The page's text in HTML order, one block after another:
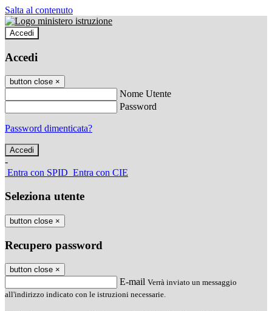
Salta al contenuto
Accedi
Accedi
button close ×
Nome Utente
Password
Password dimenticata?
-
Entra con SPID Entra con CIE
Seleziona utente
button close ×
Recupero password
button close ×
E-mail Verrà inviato un messaggio
all'indirizzo indicato con le istruzioni necessarie.